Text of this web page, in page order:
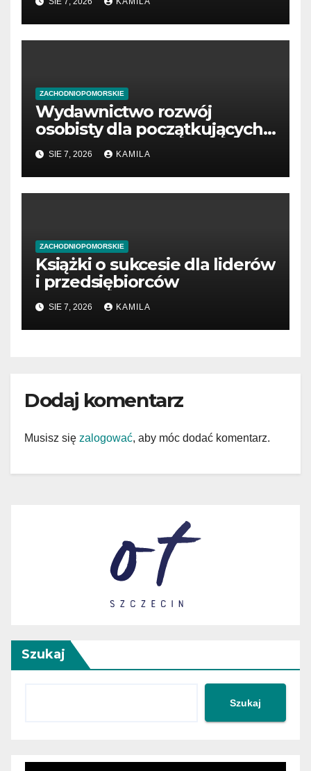
ZACHODNIOPOMORSKIE
Wydawnictwo rozwój
osobisty dla początkujących
przedsiębiorców
SIE 7, 2026 KAMILA
ZACHODNIOPOMORSKIE
Książki o sukcesie dla liderów
i przedsiębiorców
SIE 7, 2026 KAMILA
Dodaj komentarz
Musisz się zalogować, aby móc dodać komentarz.
Szukaj
Szukaj